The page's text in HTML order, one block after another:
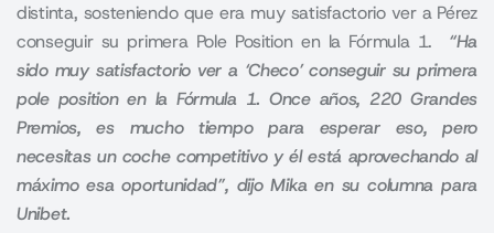
distinta, sosteniendo que era muy satisfactorio ver a Pérez
conseguir su primera Pole Position en la Fórmula 1. “Ha
sido muy satisfactorio ver a ‘Checo’ conseguir su primera
pole position en la Fórmula 1. Once años, 220 Grandes
Premios, es mucho tiempo para esperar eso, pero
necesitas un coche competitivo y él está aprovechando al
máximo esa oportunidad”, dijo Mika en su columna para
Unibet.